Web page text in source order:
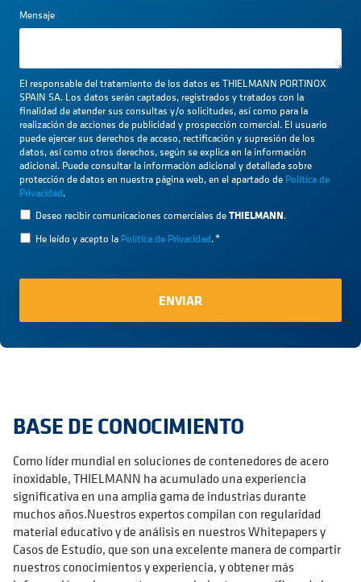
Mensaje
El responsable del tratamiento de los datos es THIELMANN PORTINOX
SPAIN SA. Los datos serán captados, registrados y tratados con la
finalidad de atender sus consultas y/o solicitudes, así como para la
realización de acciones de publicidad y prospección comercial. El usuario
puede ejercer sus derechos de acceso, rectificación y supresión de los
datos, así como otros derechos, según se explica en la información
adicional. Puede consultar la información adicional y detallada sobre
protección de datos en nuestra página web, en el apartado de Política de
Privacidad.
Deseo recibir comunicaciones comerciales deTHIELMANN.
He leído y acepto la Política de Privacidad.*
BASE DE CONOCIMIENTO
Como líder mundial en soluciones de contenedores de acero
inoxidable, THIELMANN ha acumulado una experiencia
significativa en una amplia gama de industrias durante
muchos años.Nuestros expertos compilan con regularidad
material educativo y de análisis en nuestros Whitepapers y
Casos de Estudio, que son una excelente manera de compartir
nuestros conocimientos y experiencia, y obtener más